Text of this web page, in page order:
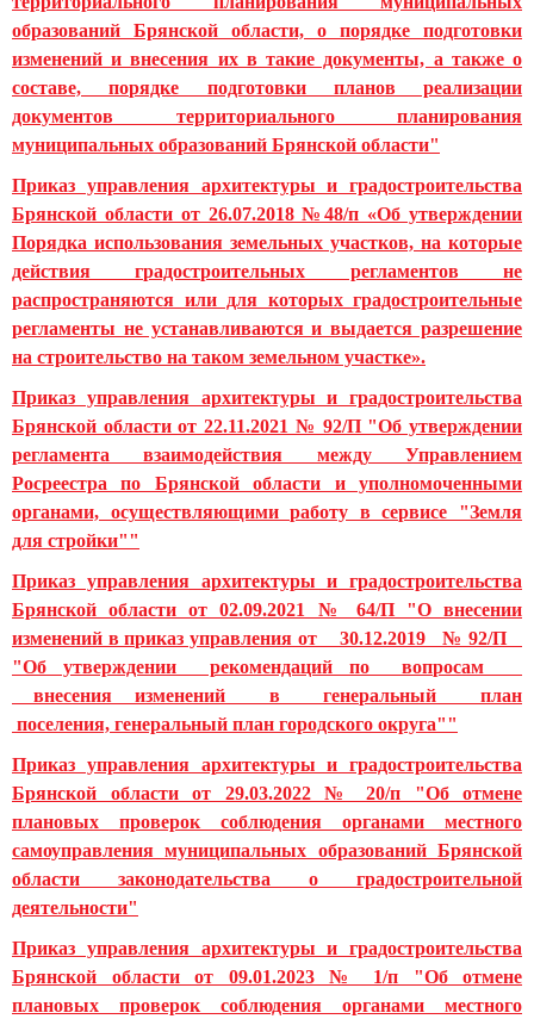
образований Брянской области, о порядке подготовки
изменений и внесения их в такие документы, а также о
составе, порядке подготовки планов реализации
документов территориального планирования
муниципальных образований Брянской области"
Приказ управления архитектуры и градостроительства
Брянской области от 26.07.2018 №48/п «Об утверждении
Порядка использования земельных участков, на которые
действия градостроительных регламентов не
распространяются или для которых градостроительные
регламенты не устанавливаются и выдается разрешение
на строительство на таком земельном участке».
Приказ управления архитектуры и градостроительства
Брянской области от 22.11.2021 № 92/П "Об утверждении
регламента взаимодействия между Управлением
Росреестра по Брянской области и уполномоченными
органами, осуществляющими работу в сервисе "Земля
для стройки""
Приказ управления архитектуры и градостроительства
Брянской области от 02.09.2021 № 64/П "О внесении
изменений в приказ управления от 30.12.2019 № 92/П
"Об утверждении рекомендаций по вопросам
внесения изменений в генеральный план
поселения, генеральный план городского округа""
Приказ управления архитектуры и градостроительства
Брянской области от 29.03.2022 № 20/п "Об отмене
плановых проверок соблюдения органами местного
самоуправления муниципальных образований Брянской
области законодательства о градостроительной
деятельности"
Приказ управления архитектуры и градостроительства
Брянской области от 09.01.2023 № 1/п "Об отмене
плановых проверок соблюдения органами местного